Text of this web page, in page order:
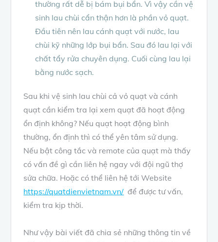
thường rất dễ bị bám bụi bẩn. Vì vậy cần vệ
sinh lau chùi cẩn thận hơn là phần vỏ quạt.
Đầu tiên nên lau cánh quạt với nước, lau
chùi kỹ những lớp bụi bẩn. Sau đó lau lại với
chất tẩy rửa chuyên dụng. Cuối cùng lau lại
bằng nước sạch.
Sau khi vệ sinh lau chùi cả vỏ quạt và cánh
quạt cần kiểm tra lại xem quạt đã hoạt động
ổn định không? Nếu quạt hoạt động bình
thường, ổn định thì có thể yên tâm sử dụng.
Nếu bật công tắc và remote của quạt mà thấy
có vấn đề gì cần liên hệ ngay với đội ngũ thợ
sửa chữa. Hoặc có thể liên hệ tới Website
https://quatdienvietnam.vn/ để được tư vấn,
kiểm tra kịp thời.
Như vậy bài viết đã chia sẻ những thông tin về